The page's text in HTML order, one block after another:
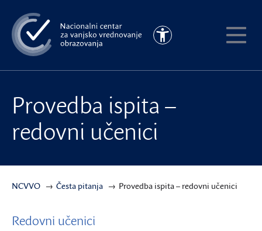
na
glavni
sadržaj
Pristupačnost
Provedba ispita –
redovni učenici
NCVVO Česta pitanja Provedba ispita – redovni učenici
Redovni učenici